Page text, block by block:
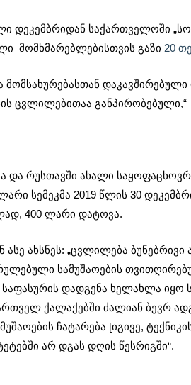
დეკემბრიდან საქართველოში
მომხმარებლებისთვის გაზი 20
დაკავშირებული
ცვლილებითაა განპირობებული,“ –
და რუსთავში ახალი
სემეკმა 2019 წლის 30
400 ლარი დატოვა.
ასე ახსნეს: „ცვლილება
სამუშაოების
დადგენა ხელახლა იყო
ქალაქებში ძალიან ბევრ
ჩატარება [იგივე,
არ დგას დღის წესრიგში“.